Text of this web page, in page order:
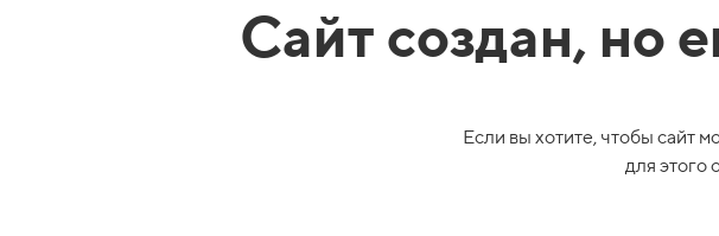
Сайт создан, но
Если вы хотите, чтобы сайт
для этого